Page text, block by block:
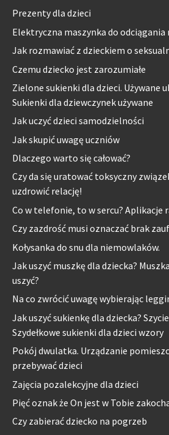
Prezenty dla dzieci
Elektryczna maszynka do odciągania
Jak rozmawiać z dzieckiem o
Czemu dziecko jest zarozumiałe
Zielone sukienki dla dzieci. Używane
Sukienki dla dziewczynek używane
Jak uczyć dzieci samodzielności
Jak skupić uwagę uczniów
Dlaczego warto się całować?
Czy da się uratować toksyczny
uzdrowić relację!
Co w telefonie, to w sercu? Aplikacje
Czy zazdrość musi oznaczać brak
Kołysanka do snu dla niemowlaków.
Jak uszyć muszkę dla dziecka?
uszyć?
Na co zwrócić uwagę wybierając
Jak uszyć sukienkę dla dziecka?
Szydełkowe sukienki dla dzieci wzory
Pokój dwulatka. Urządzanie
przebywać dzieci
Zajęcia pozalekcyjne dla dzieci
Pięć oznak że On jest w Tobie
Czy zabierać dziecko na pogrzeb